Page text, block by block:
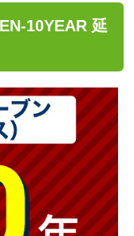
10YEAR 延